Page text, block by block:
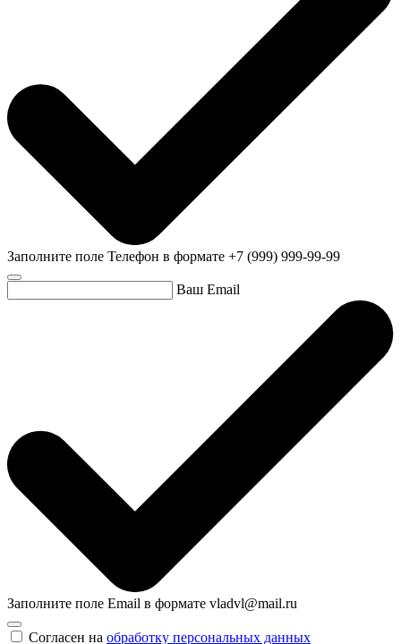
Заполните поле Телефон в формате +7 (999) 999-99-99
Ваш Email
Заполните поле Email в формате vladvl@mail.ru
Согласен на обработку персональных данных